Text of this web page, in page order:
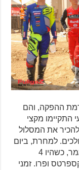
ההפקה, והם
התקיימו מקצי
את המסלול
למחרת, ביום
חמישי, התקיימו מקצי חצי הגמר ומקצי הגמר, כשהיו 4
ופרו. זמני